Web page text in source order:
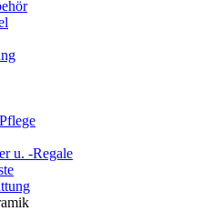
u. -Regale